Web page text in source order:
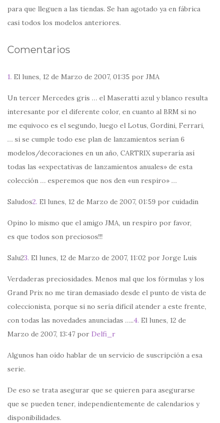
para que lleguen a las tiendas. Se han agotado ya en fábrica
casi todos los modelos anteriores.
Comentarios
1. El lunes, 12 de Marzo de 2007, 01:35 por JMA
Un tercer Mercedes gris … el Maseratti azul y blanco resulta
interesante por el diferente color, en cuanto al BRM si no
me equivoco es el segundo, luego el Lotus, Gordini, Ferrari,
… si se cumple todo ese plan de lanzamientos serían 6
modelos/decoraciones en un año, CARTRIX superaría así
todas las «expectativas de lanzamientos anuales» de esta
colección … esperemos que nos den «un respiro» …
Saludos2. El lunes, 12 de Marzo de 2007, 01:59 por cuidadin
Opino lo mismo que el amigo JMA, un respiro por favor,
es que todos son preciosos!!!
Salu23. El lunes, 12 de Marzo de 2007, 11:02 por Jorge Luis
Verdaderas preciosidades. Menos mal que los fórmulas y los
Grand Prix no me tiran demasiado desde el punto de vista de
coleccionista, porque si no sería difícil atender a este frente,
con todas las novedades anunciadas …..4. El lunes, 12 de
Marzo de 2007, 13:47 por Delfi_r
Algunos han oído hablar de un servicio de suscripción a esa
serie.
De eso se trata asegurar que se quieren para asegurarse
que se pueden tener, independientemente de calendarios y
disponibilidades.